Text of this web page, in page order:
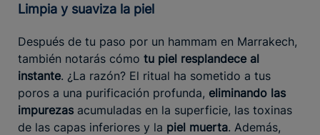
Limpia y suaviza la piel
Después de tu paso por un hammam en Marrakech,
también notarás cómo tu piel resplandece al
instante. ¿La razón? El ritual ha sometido a tus
poros a una purificación profunda, eliminando las
impurezas acumuladas en la superficie, las toxinas
de las capas inferiores y la piel muerta. Además,